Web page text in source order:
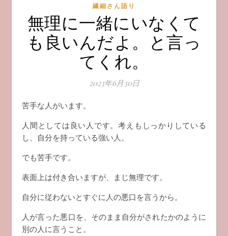
繊細さん語り
無理に一緒にいなくて
も良いんだよ。と言っ
てくれ。
2023年6月30日
苦手な人がいます。
人間としては良い人です。考えもしっかりしている
し、自分を持っている強い人。
でも苦手です。
表面上は付き合いますが、まじ無理です。
自分に従わないとすぐに人の悪口を言うから。
人が言った悪口を、そのまま自分がされたかのように
別の人に言うこと。